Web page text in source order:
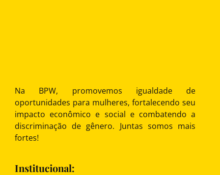
Na BPW, promovemos igualdade de
oportunidades para mulheres, fortalecendo seu
impacto econômico e social e combatendo a
discriminação de gênero. Juntas somos mais
fortes!
Institucional: